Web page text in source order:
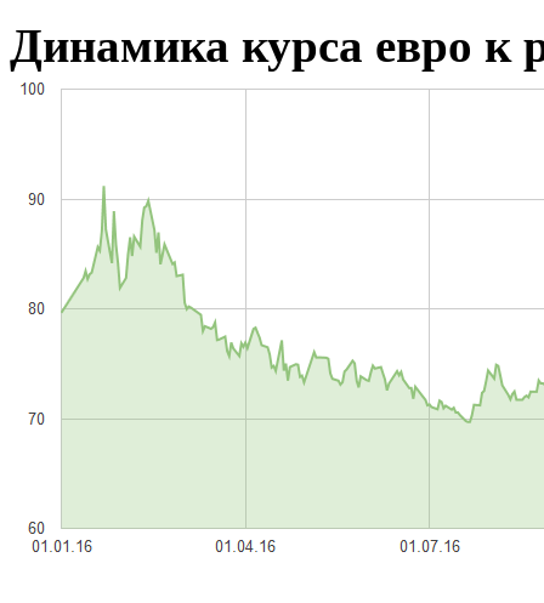
Динамика курса евро к